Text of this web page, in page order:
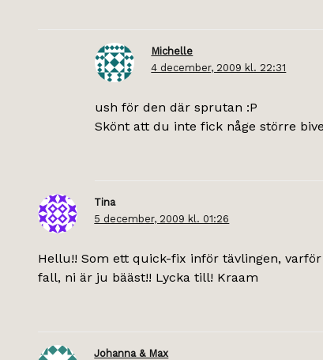
Michelle
4 december, 2009 kl. 22:31
ush för den där sprutan :P
Skönt att du inte fick någe större
Tina
5 december, 2009 kl. 01:26
Hellu!! Som ett quick-fix inför tävlingen,
fall, ni är ju bääst!! Lycka till! Kraam
Johanna & Max